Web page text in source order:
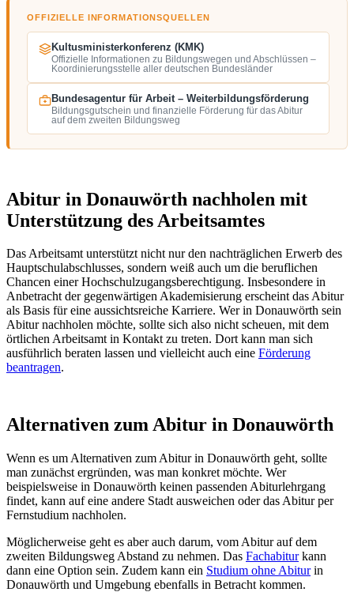
OFFIZIELLE INFORMATIONSQUELLEN
Kultusministerkonferenz (KMK)
Offizielle Informationen zu Bildungswegen und Abschlüssen –
Koordinierungsstelle aller deutschen Bundesländer
Bundesagentur für Arbeit – Weiterbildungsförderung
Bildungsgutschein und finanzielle Förderung für das Abitur
auf dem zweiten Bildungsweg
Abitur in Donauwörth nachholen mit
Unterstützung des Arbeitsamtes
Das Arbeitsamt unterstützt nicht nur den nachträglichen Erwerb des
Hauptschulabschlusses, sondern weiß auch um die beruflichen
Chancen einer Hochschulzugangsberechtigung. Insbesondere in
Anbetracht der gegenwärtigen Akademisierung erscheint das Abitur
als Basis für eine aussichtsreiche Karriere. Wer in Donauwörth sein
Abitur nachholen möchte, sollte sich also nicht scheuen, mit dem
örtlichen Arbeitsamt in Kontakt zu treten. Dort kann man sich
ausführlich beraten lassen und vielleicht auch eine Förderung
beantragen.
Alternativen zum Abitur in Donauwörth
Wenn es um Alternativen zum Abitur in Donauwörth geht, sollte
man zunächst ergründen, was man konkret möchte. Wer
beispielsweise in Donauwörth keinen passenden Abiturlehrgang
findet, kann auf eine andere Stadt ausweichen oder das Abitur per
Fernstudium nachholen.
Möglicherweise geht es aber auch darum, vom Abitur auf dem
zweiten Bildungsweg Abstand zu nehmen. Das Fachabiturkann
dann eine Option sein. Zudem kann ein Studium ohne Abiturin
Donauwörth und Umgebung ebenfalls in Betracht kommen.